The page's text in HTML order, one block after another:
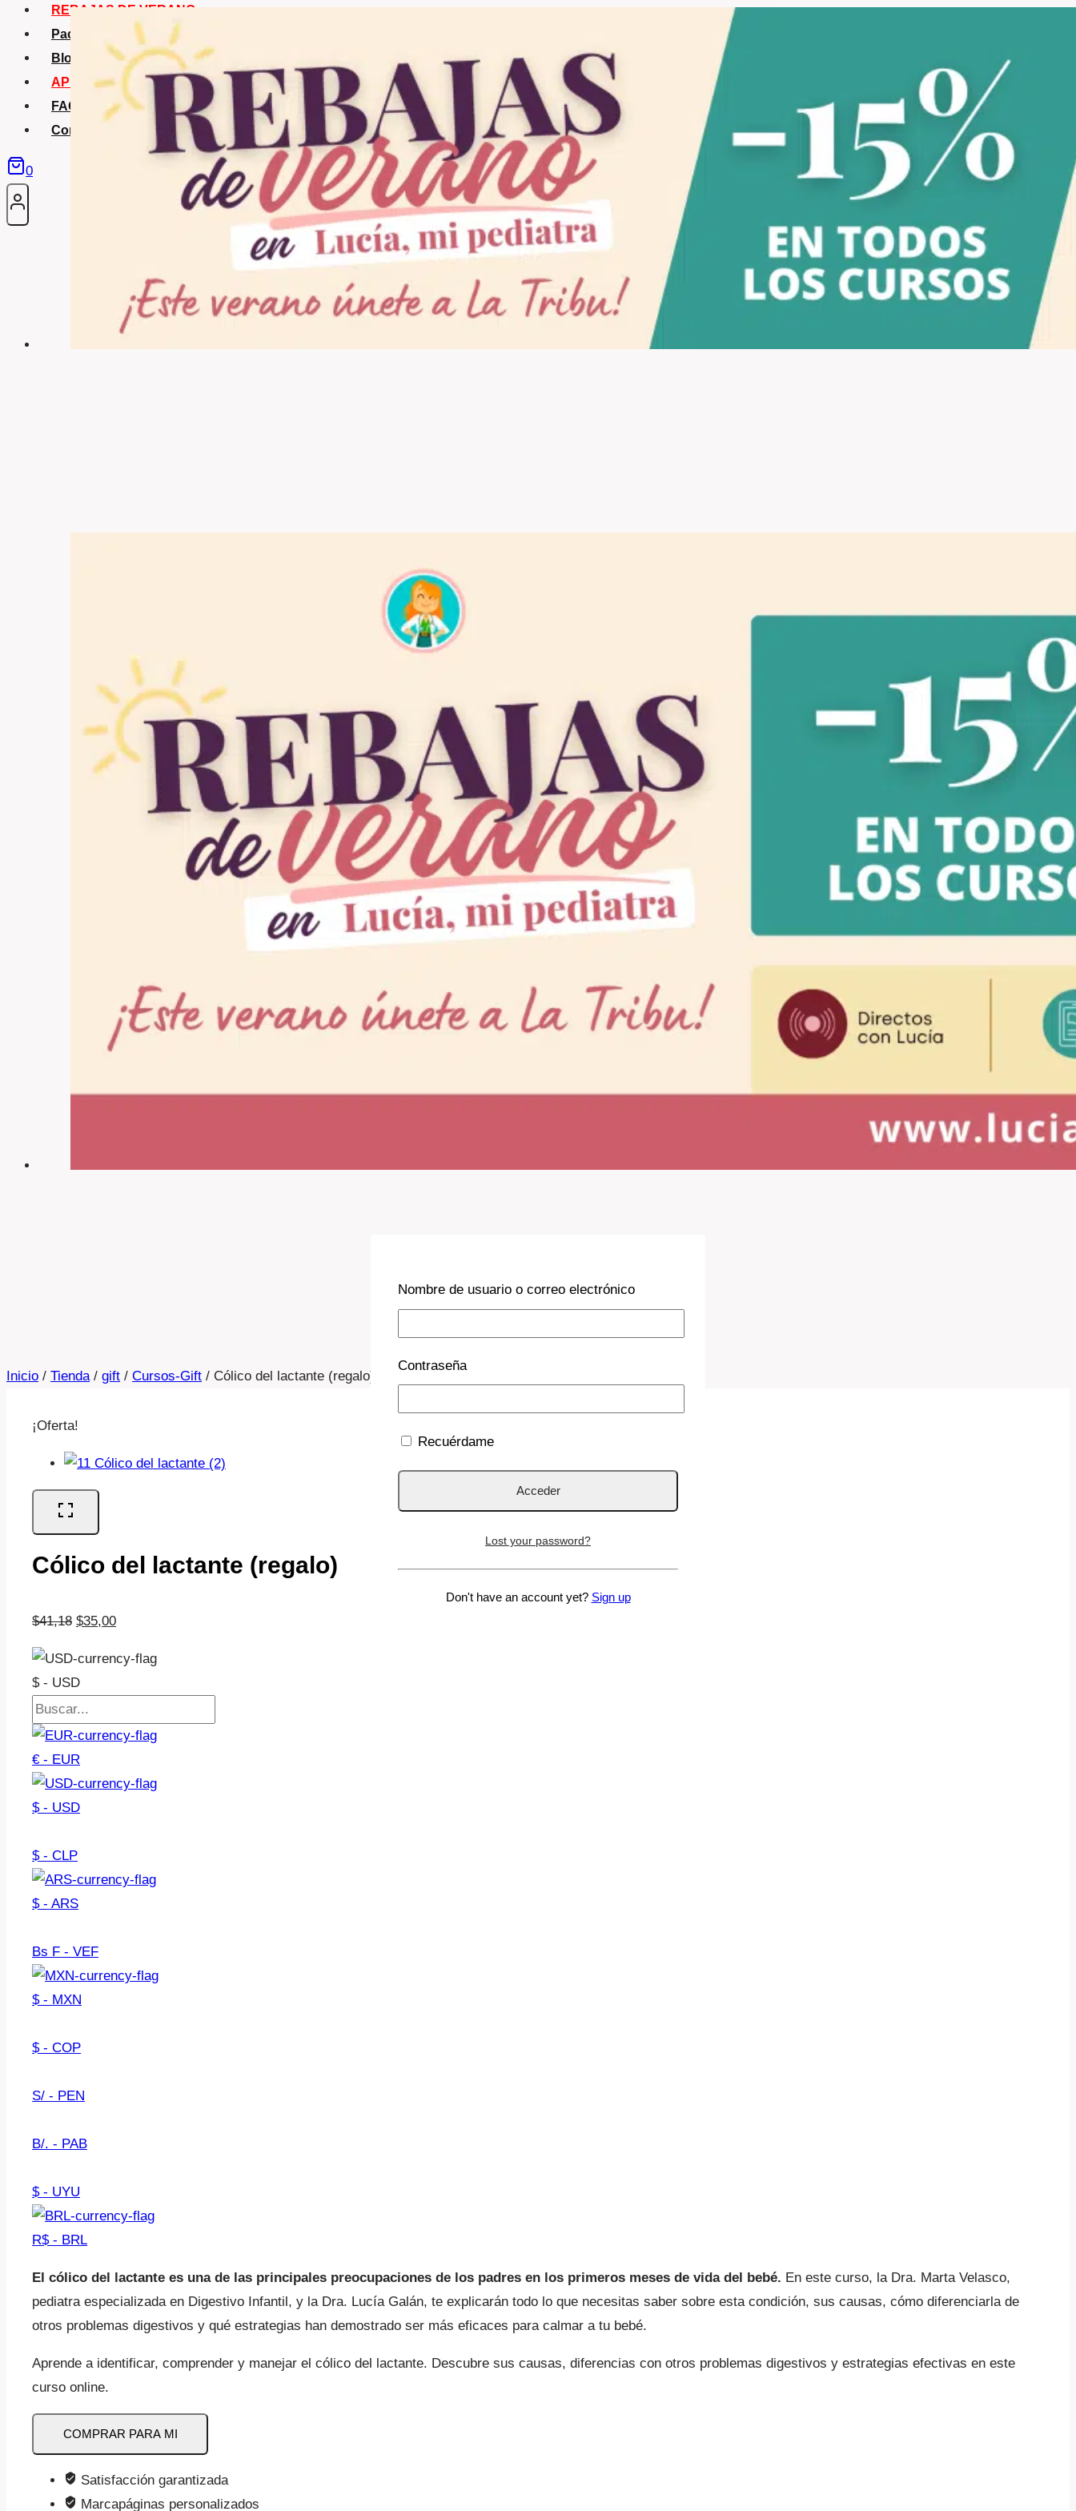
REBAJAS DE VERANO
Packs Verano
Blog
APP La Tribu
FAQS
Contacto
0
Inicio / Tienda / gift / Cursos-Gift / Cólico del lactante (regalo)
¡Oferta!
Cólico del lactante (regalo)
$41,18 El
era:
$41,18.
$35,00El
actual
es:
$ - USD
€ - EUR
$ - USD
$ - CLP
$ - ARS
Bs F - VEF
$ - MXN
$ - COP
S/ - PEN
B/. - PAB
$ - UYU
R$ - BRL
El cólico del lactante es una de las principales preocupaciones de los padres en los primeros meses de vida del bebé. En este curso, la Dra. Marta Velasco,
pediatra especializada en Digestivo Infantil, y la Dra. Lucía Galán, te explicarán todo lo que necesitas saber sobre esta condición, sus causas, cómo diferenciarla de
otros problemas digestivos y qué estrategias han demostrado ser más eficaces para calmar a tu bebé.
Aprende a identificar, comprender y manejar el cólico del lactante. Descubre sus causas, diferencias con otros problemas digestivos y estrategias efectivas en este
curso online.
del
lactante
(regalo)
COMPRAR PARA MI
Satisfacción garantizada
Marcapáginas personalizados
Nombre de usuario o correo electrónico
Contraseña
Recuérdame
Lost your password?
Don't have an account yet? Sign up